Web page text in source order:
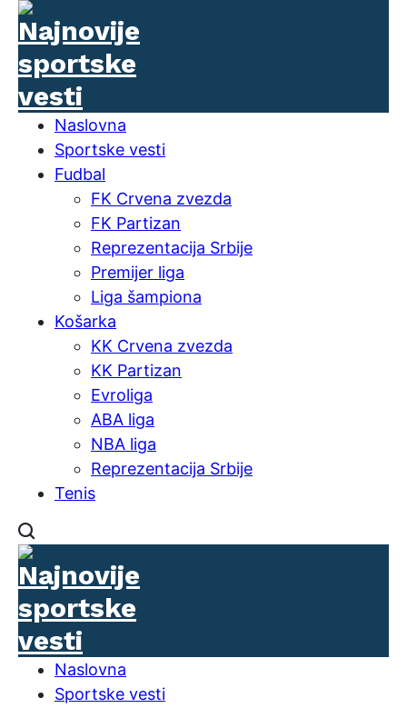
Naslovna
Sportske vesti
Fudbal
FK Crvena zvezda
FK Partizan
Reprezentacija Srbije
Premijer liga
Liga šampiona
Košarka
KK Crvena zvezda
KK Partizan
Evroliga
ABA liga
NBA liga
Reprezentacija Srbije
Tenis
Naslovna
Sportske vesti